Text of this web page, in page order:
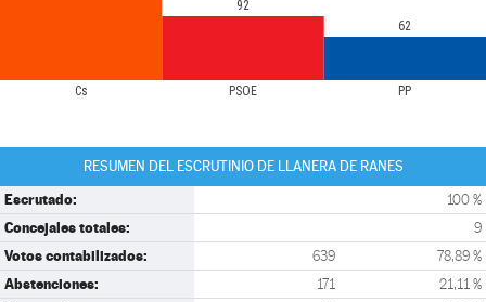
Cs PSOE PP
92
62
RESUMEN DEL ESCRUTINIO DE LLANERA DE RANES
Escrutado: 100 %
Concejales totales: 9
Votos contabilizados: 639 78,89 %
Abstenciones: 171 21,11 %